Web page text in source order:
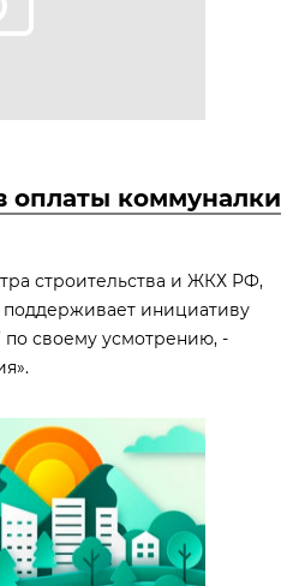
оплаты коммуналки
строительства и ЖКХ РФ,
поддерживает инициативу
своему усмотрению, -